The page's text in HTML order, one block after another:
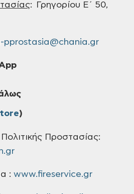
: Γρηγορίου Ε΄ 50,
pprostasia@chania.gr
)
Προστασίας:
: www.fireservice.gr